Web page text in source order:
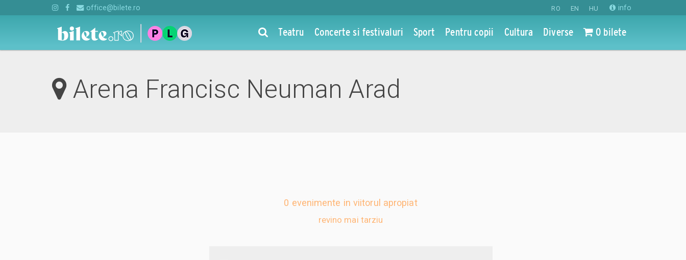
RO EN HU info
office@bilete.ro
Teatru Concerte si festivaluri Sport Pentru copii Cultura Diverse 0 bilete
Arena Francisc Neuman Arad
0 evenimente in viitorul apropiat
revino mai tarziu